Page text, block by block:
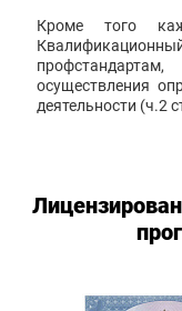
Кроме того
осуществления
деятельности (ч.2